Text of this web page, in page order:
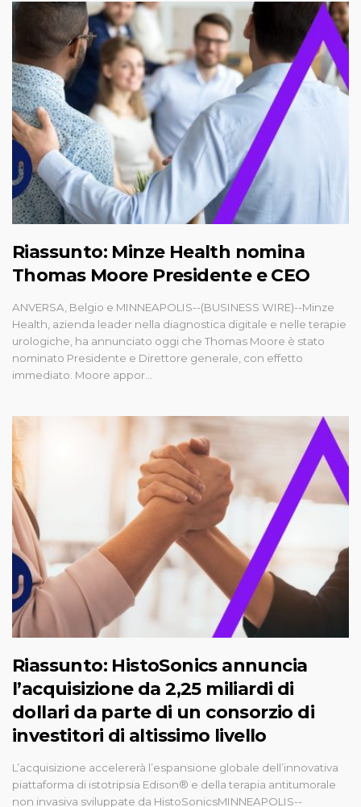
Riassunto: Minze Health nomina
Thomas Moore Presidente e CEO
ANVERSA, Belgio e MINNEAPOLIS--(BUSINESS WIRE)--Minze
Health, azienda leader nella diagnostica digitale e nelle terapie
urologiche, ha annunciato oggi che Thomas Moore è stato
nominato Presidente e Direttore generale, con effetto
immediato. Moore appor...
Riassunto: HistoSonics annuncia
l’acquisizione da 2,25 miliardi di
dollari da parte di un consorzio di
investitori di altissimo livello
L’acquisizione accelererà l’espansione globale dell’innovativa
piattaforma di istotripsia Edison® e della terapia antitumorale
non invasiva sviluppate da HistoSonicsMINNEAPOLIS--